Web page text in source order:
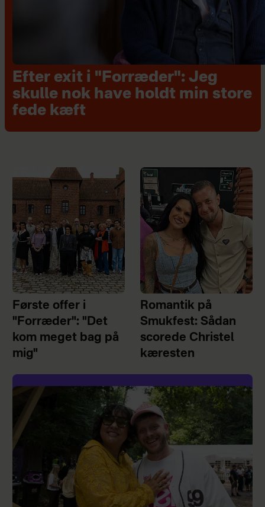
Efter exit i "Forræder": Jeg
skulle nok have holdt min store
fede kæft
Første offer i
"Forræder": "Det
kom meget bag på
mig"
Romantik på
Smukfest: Sådan
scorede Christel
kæresten